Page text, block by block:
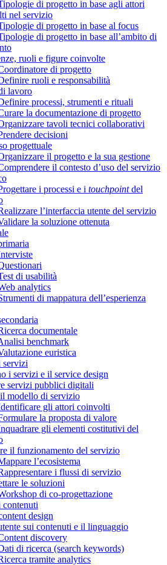
di progetto in base agli attori
nel servizio
di progetto in base al focus
di progetto in base all’ambito di
ruoli e figure coinvolte
di progetto
ruoli e responsabilità
lavoro
processi, strumenti e rituali
la documentazione di progetto
tavoli tecnici collaborativi
decisioni
progettuale
il progetto e la sua gestione
il contesto d’uso del servizio
i processi e i touchpointdel
l’interfaccia utente del servizio
la soluzione ottenuta
di usabilità
analytics
di mappatura dell’esperienza
documentale
benchmark
euristica
servizi
i servizi e il service design
servizi pubblici digitali
modello di servizio
gli attori coinvolti
la proposta di valore
gli elementi costitutivi del
il funzionamento del servizio
l’ecosistema
i flussi di servizio
le soluzioni
di co-progettazione
contenuti
design
sui contenuti e il linguaggio
discovery
di ricerca (search keywords)
tramite analytics